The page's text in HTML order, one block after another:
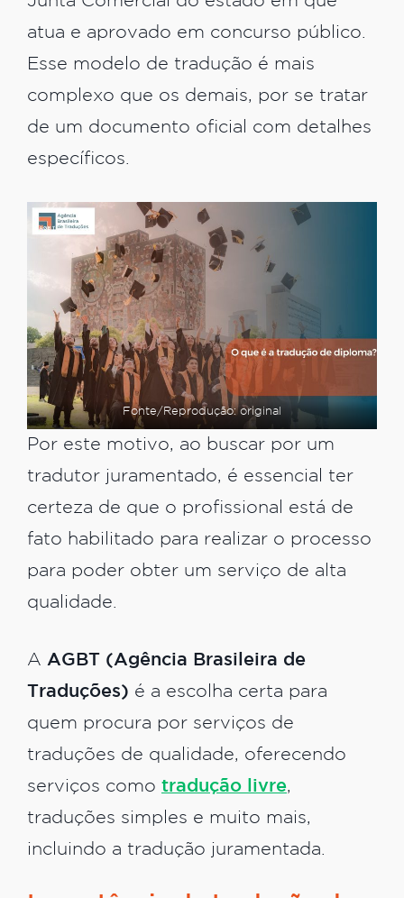
atua e aprovado em concurso público.
Esse modelo de tradução é mais
complexo que os demais, por se tratar
de um documento oficial com detalhes
específicos.
Fonte/Reprodução: original
Por este motivo, ao buscar por um
tradutor juramentado, é essencial ter
certeza de que o profissional está de
fato habilitado para realizar o processo
para poder obter um serviço de alta
qualidade.
A AGBT (Agência Brasileira de
Traduções) é a escolha certa para
quem procura por serviços de
traduções de qualidade, oferecendo
serviços como tradução livre,
traduções simples e muito mais,
incluindo a tradução juramentada.